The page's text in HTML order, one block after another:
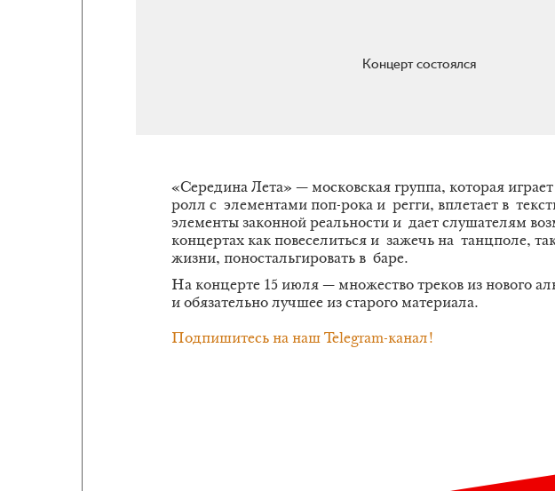
Концерт состоялся
«Середина Лета» — московская группа, которая
ролл с элементами поп-рока и регги, вплетает в
элементы законной реальности и дает слушателям
концертах как повеселиться и зажечь на танцполе,
жизни, поностальгировать в баре.
На концерте 15 июля — множество треков из нового
и обязательно лучшее из старого материала.
Подпишитесь на наш Telegram-канал!